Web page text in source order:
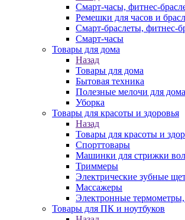
Смарт-часы, фитнес-
Ремешки для часов и
Смарт-браслеты, фитнес-
Смарт-часы
Товары для дома
Назад
Товары для дома
Бытовая техника
Полезные мелочи для дома
Уборка
Товары для красоты и здоровья
Назад
Товары для красоты и
Спорттовары
Машинки для стрижки
Триммеры
Электрические зубные
Массажеры
Электронные
Товары для ПК и ноутбуков